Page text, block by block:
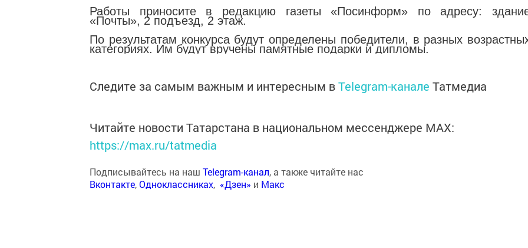
Работы приносите в редакцию газеты «Посинформ» по адресу:
«Почты», 2 подъезд, 2 этаж.
По результатам конкурса будут определены победители, в разных
категориях. Им будут вручены памятные подарки и дипломы.
Следите за самым важным и интересным вTelegram-канале Татмедиа
Читайте новости Татарстана в национальном мессенджере MАХ:
https://max.ru/tatmedia
Подписывайтесь на наш Telegram-канал, а также читайте нас
Вконтакте,Одноклассниках, «Дзен» и Макс